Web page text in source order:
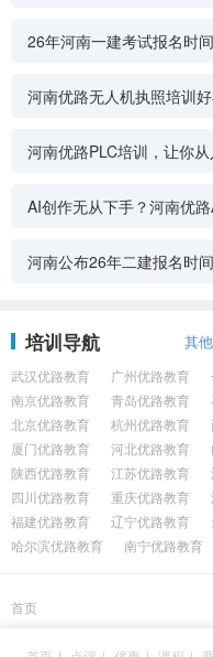
26年河南一建考试报名时
河南优路无人机执照培训好
河南优路PLC培训，让你从
AI创作无从下手？河南优
河南公布26年二建报名时间
其
培训导航
武汉优路教育 广州优路教育
南京优路教育
青岛优路教育
北京优路教育
杭州优路教育
厦门优路教育
河北优路教育
陕西优路教育
江苏优路教育
四川优路教育
重庆优路教育
福建优路教育
辽宁优路教育
哈尔滨优路教育
南宁优路教育
首页